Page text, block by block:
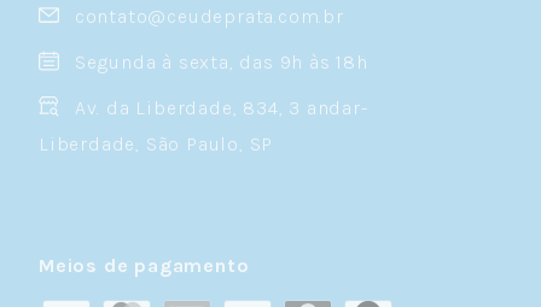
contato@ceudeprata.com.br
Segunda à sexta, das 9h às 18h
Av. da Liberdade, 834, 3 andar-
Liberdade, São Paulo, SP
Meios de pagamento